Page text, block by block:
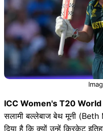
ICC Women's T20
सलामी बल्लेबाज बेथ मूनी
दिया है कि क्यों उन्हें क्रिकेट